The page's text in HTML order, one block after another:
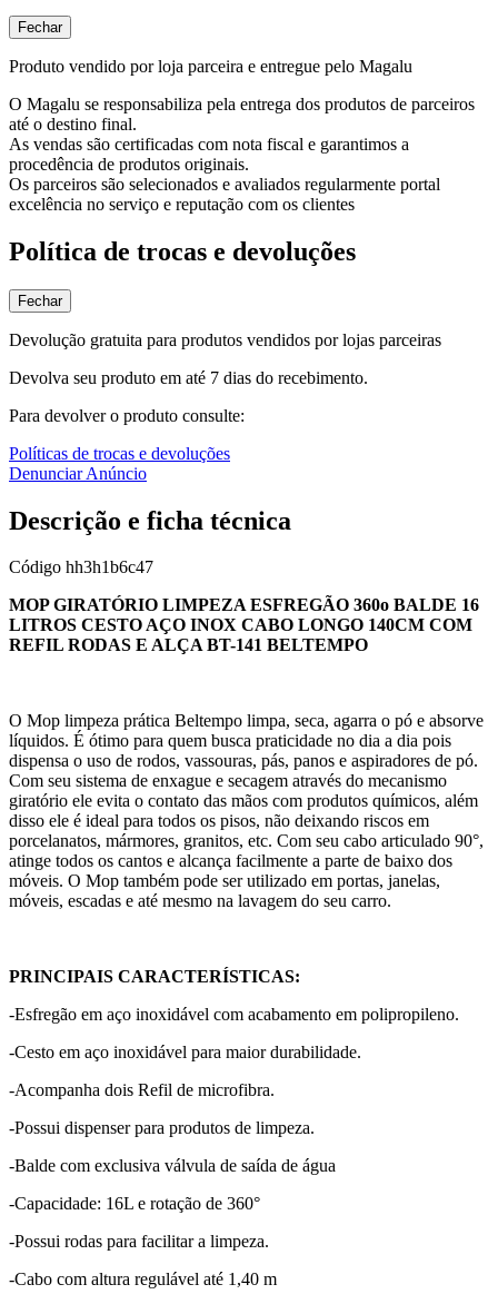
Fechar
Produto vendido por loja parceira e entregue pelo Magalu
O Magalu se responsabiliza pela entrega dos produtos de parceiros
até o destino final.
As vendas são certificadas com nota fiscal e garantimos a
procedência de produtos originais.
Os parceiros são selecionados e avaliados regularmente portal
excelência no serviço e reputação com os clientes
Política de trocas e devoluções
Fechar
Devolução gratuita para produtos vendidos por lojas parceiras
Devolva seu produto em até 7 dias do recebimento.
Para devolver o produto consulte:
Políticas de trocas e devoluções
Denunciar Anúncio
Descrição e ficha técnica
Código hh3h1b6c47
MOP GIRATÓRIO LIMPEZA ESFREGÃO 360o BALDE 16
LITROS CESTO AÇO INOX CABO LONGO 140CM COM
REFIL RODAS E ALÇA BT-141 BELTEMPO
O Mop limpeza prática Beltempo limpa, seca, agarra o pó e absorve
líquidos. É ótimo para quem busca praticidade no dia a dia pois
dispensa o uso de rodos, vassouras, pás, panos e aspiradores de pó.
Com seu sistema de enxague e secagem através do mecanismo
giratório ele evita o contato das mãos com produtos químicos, além
disso ele é ideal para todos os pisos, não deixando riscos em
porcelanatos, mármores, granitos, etc. Com seu cabo articulado 90°,
atinge todos os cantos e alcança facilmente a parte de baixo dos
móveis. O Mop também pode ser utilizado em portas, janelas,
móveis, escadas e até mesmo na lavagem do seu carro.
PRINCIPAIS CARACTERÍSTICAS:
-Esfregão em aço inoxidável com acabamento em polipropileno.
-Cesto em aço inoxidável para maior durabilidade.
-Acompanha dois Refil de microfibra.
-Possui dispenser para produtos de limpeza.
-Balde com exclusiva válvula de saída de água
-Capacidade: 16L e rotação de 360°
-Possui rodas para facilitar a limpeza.
-Cabo com altura regulável até 1,40 m